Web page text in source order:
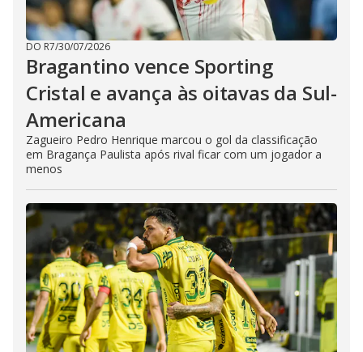
DO R7/30/07/2026
Bragantino vence Sporting
Cristal e avança às oitavas da Sul-
Americana
Zagueiro Pedro Henrique marcou o gol da classificação
em Bragança Paulista após rival ficar com um jogador a
menos